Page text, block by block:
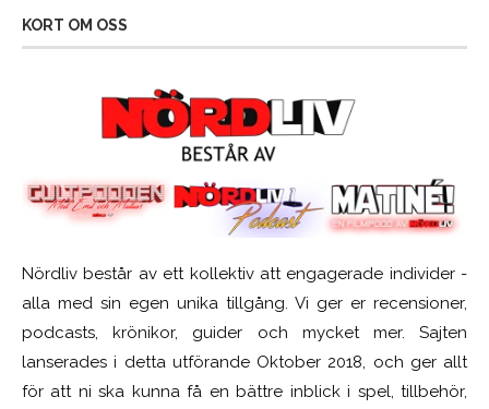
KORT OM OSS
Nördliv består av ett kollektiv att engagerade individer -
alla med sin egen unika tillgång. Vi ger er recensioner,
podcasts, krönikor, guider och mycket mer. Sajten
lanserades i detta utförande Oktober 2018, och ger allt
för att ni ska kunna få en bättre inblick i spel, tillbehör,